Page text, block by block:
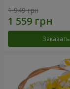
1 949 грн
Заказать